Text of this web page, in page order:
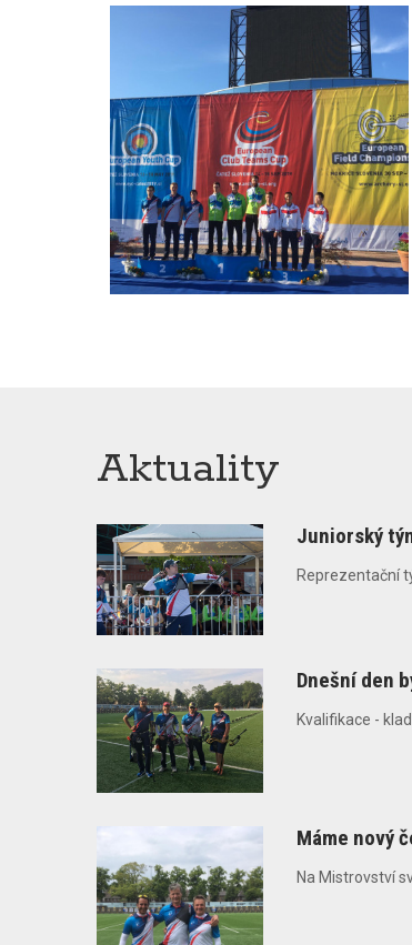
Aktuality
Juniorský
Reprezentační
Dnešní den
Kvalifikace -
Máme nový
Na Mistrovství